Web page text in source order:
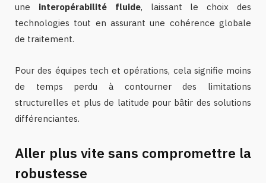
une interopérabilité fluide, laissant le choix des
technologies tout en assurant une cohérence globale
de traitement.
Pour des équipes tech et opérations, cela signifie moins
de temps perdu à contourner des limitations
structurelles et plus de latitude pour bâtir des solutions
différenciantes.
Aller plus vite sans compromettre la
robustesse